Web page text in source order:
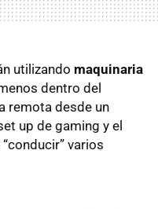
utilizando maquinaria
dentro del
remota desde un
up de gaming y el
varios